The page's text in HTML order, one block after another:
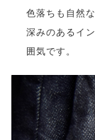
色落ちも自然
深みのあるイ
囲気です。